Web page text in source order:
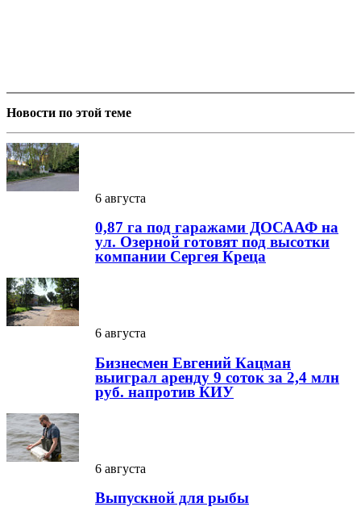
Новости по этой теме
6 августа
0,87 га под гаражами ДОСААФ на
ул. Озерной готовят под высотки
компании Сергея Креца
6 августа
Бизнесмен Евгений Кацман
выиграл аренду 9 соток за 2,4 млн
руб. напротив КИУ
6 августа
Выпускной для рыбы